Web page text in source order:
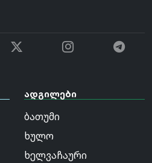
ადგილები
ბათუმი
ხულო
ხელვაჩაური